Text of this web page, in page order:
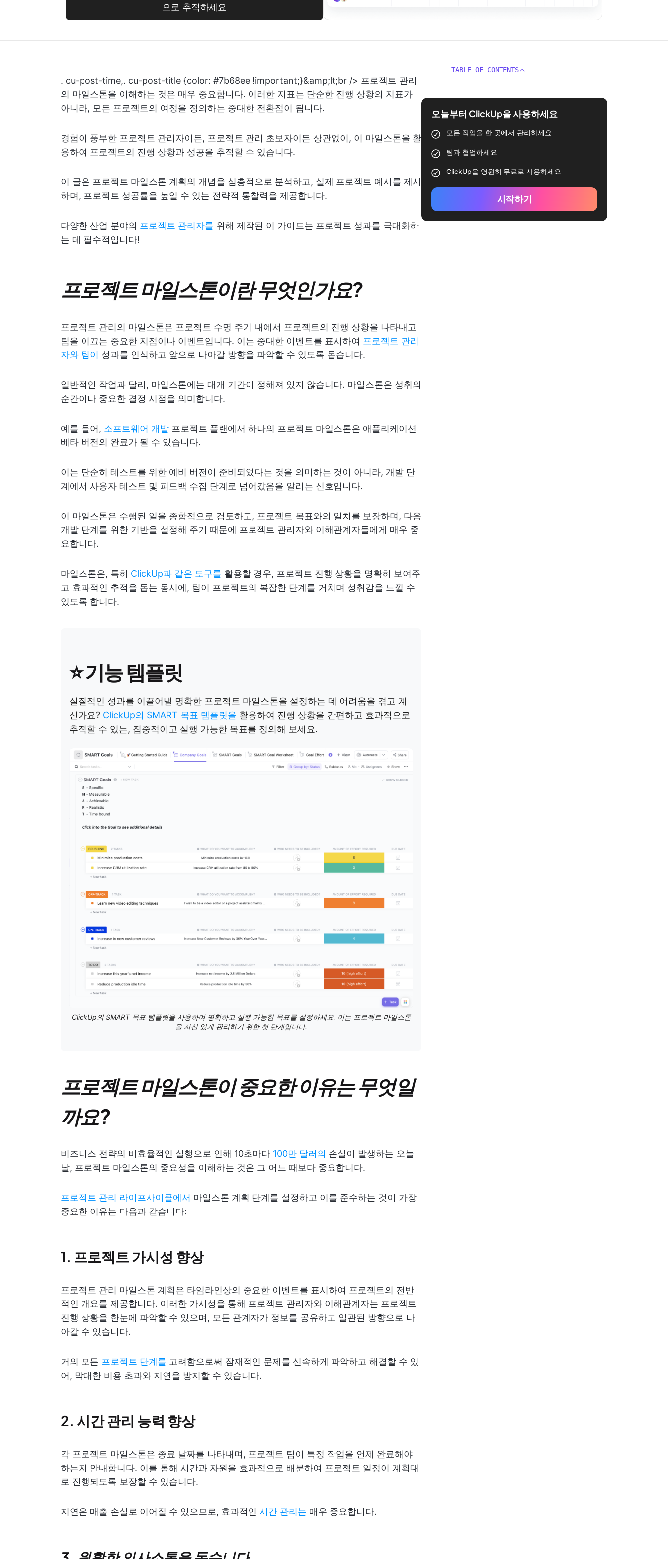
으로 추적하세요
. cu-post-time,. cu-post-title {color: #7b68ee !important;}&amp;lt;br /> 프로젝트 관리
의 마일스톤을 이해하는 것은 매우 중요합니다. 이러한 지표는 단순한 진행 상황의 지표가
아니라, 모든 프로젝트의 여정을 정의하는 중대한 전환점이 됩니다.
경험이 풍부한 프로젝트 관리자이든, 프로젝트 관리 초보자이든 상관없이, 이 마일스톤을 활
용하여 프로젝트의 진행 상황과 성공을 추적할 수 있습니다.
이 글은 프로젝트 마일스톤 계획의 개념을 심층적으로 분석하고, 실제 프로젝트 예시를 제시
하며, 프로젝트 성공률을 높일 수 있는 전략적 통찰력을 제공합니다.
다양한 산업 분야의 프로젝트 관리자를 위해 제작된 이 가이드는 프로젝트 성과를 극대화하
는 데 필수적입니다!
프로젝트 마일스톤이란 무엇인가요?
프로젝트 관리의 마일스톤은 프로젝트 수명 주기 내에서 프로젝트의 진행 상황을 나타내고
팀을 이끄는 중요한 지점이나 이벤트입니다. 이는 중대한 이벤트를 표시하여 프로젝트 관리
자와 팀이 성과를 인식하고 앞으로 나아갈 방향을 파악할 수 있도록 돕습니다.
일반적인 작업과 달리, 마일스톤에는 대개 기간이 정해져 있지 않습니다. 마일스톤은 성취의
순간이나 중요한 결정 시점을 의미합니다.
예를 들어, 소프트웨어 개발 프로젝트 플랜에서 하나의 프로젝트 마일스톤은 애플리케이션
베타 버전의 완료가 될 수 있습니다.
이는 단순히 테스트를 위한 예비 버전이 준비되었다는 것을 의미하는 것이 아니라, 개발 단
계에서 사용자 테스트 및 피드백 수집 단계로 넘어갔음을 알리는 신호입니다.
이 마일스톤은 수행된 일을 종합적으로 검토하고, 프로젝트 목표와의 일치를 보장하며, 다음
개발 단계를 위한 기반을 설정해 주기 때문에 프로젝트 관리자와 이해관계자들에게 매우 중
요합니다.
마일스톤은, 특히 ClickUp과 같은 도구를 활용할 경우, 프로젝트 진행 상황을 명확히 보여주
고 효과적인 추적을 돕는 동시에, 팀이 프로젝트의 복잡한 단계를 거치며 성취감을 느낄 수
있도록 합니다.
⭐ 기능 템플릿
실질적인 성과를 이끌어낼 명확한 프로젝트 마일스톤을 설정하는 데 어려움을 겪고 계
신가요? ClickUp의 SMART 목표 템플릿을 활용하여 진행 상황을 간편하고 효과적으로
추적할 수 있는, 집중적이고 실행 가능한 목표를 정의해 보세요.
ClickUp의 SMART 목표 템플릿을 사용하여 명확하고 실행 가능한 목표를 설정하세요. 이는 프로젝트 마일스톤
을 자신 있게 관리하기 위한 첫 단계입니다.
프로젝트 마일스톤이 중요한 이유는 무엇일
까요?
비즈니스 전략의 비효율적인 실행으로 인해 10초마다 100만 달러의 손실이 발생하는 오늘
날, 프로젝트 마일스톤의 중요성을 이해하는 것은 그 어느 때보다 중요합니다.
프로젝트 관리 라이프사이클에서 마일스톤 계획 단계를 설정하고 이를 준수하는 것이 가장
중요한 이유는 다음과 같습니다:
1. 프로젝트 가시성 향상
프로젝트 관리 마일스톤 계획은 타임라인상의 중요한 이벤트를 표시하여 프로젝트의 전반
적인 개요를 제공합니다. 이러한 가시성을 통해 프로젝트 관리자와 이해관계자는 프로젝트
진행 상황을 한눈에 파악할 수 있으며, 모든 관계자가 정보를 공유하고 일관된 방향으로 나
아갈 수 있습니다.
거의 모든 프로젝트 단계를 고려함으로써 잠재적인 문제를 신속하게 파악하고 해결할 수 있
어, 막대한 비용 초과와 지연을 방지할 수 있습니다.
2. 시간 관리 능력 향상
각 프로젝트 마일스톤은 종료 날짜를 나타내며, 프로젝트 팀이 특정 작업을 언제 완료해야
하는지 안내합니다. 이를 통해 시간과 자원을 효과적으로 배분하여 프로젝트 일정이 계획대
로 진행되도록 보장할 수 있습니다.
지연은 매출 손실로 이어질 수 있으므로, 효과적인 시간 관리는 매우 중요합니다.
TABLE OF CONTENTS
오늘부터 ClickUp을 사용하세요
모든 작업을 한 곳에서 관리하세요
팀과 협업하세요
ClickUp을 영원히 무료로 사용하세요
시작하기